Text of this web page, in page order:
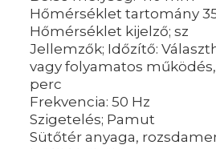
Hőmérséklet tartomány
Hőmérséklet kijelző; sz
Jellemzők; Időzítő:
vagy folyamatos működés,
perc
Frekvencia: 50 Hz
Szigetelés; Pamut
Sütőtér anyaga,